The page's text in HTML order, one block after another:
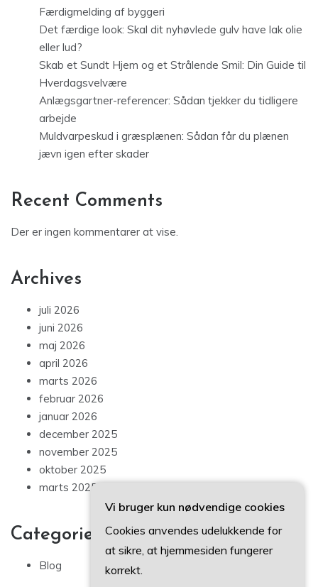
Færdigmelding af byggeri
Det færdige look: Skal dit nyhøvlede gulv have lak olie
eller lud?
Skab et Sundt Hjem og et Strålende Smil: Din Guide til
Hverdagsvelvære
Anlægsgartner-referencer: Sådan tjekker du tidligere
arbejde
Muldvarpeskud i græsplænen: Sådan får du plænen
jævn igen efter skader
Recent Comments
Der er ingen kommentarer at vise.
Archives
juli 2026
juni 2026
maj 2026
april 2026
marts 2026
februar 2026
januar 2026
december 2025
november 2025
oktober 2025
marts 2025
Categories
Blog
Vi bruger kun nødvendige cookies
Cookies anvendes udelukkende for
at sikre, at hjemmesiden fungerer
korrekt.